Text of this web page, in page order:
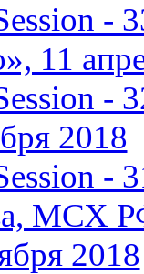
-
11
-
2018
-
МСХ
2018